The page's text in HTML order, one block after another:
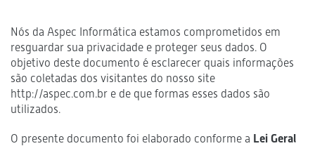
Nós da Aspec Informática estamos comprometidos em
resguardar sua privacidade e proteger seus dados. O
objetivo deste documento é esclarecer quais informações
são coletadas dos visitantes do nosso site
http://aspec.com.br e de que formas esses dados são
utilizados.
O presente documento foi elaborado conforme a Lei Geral